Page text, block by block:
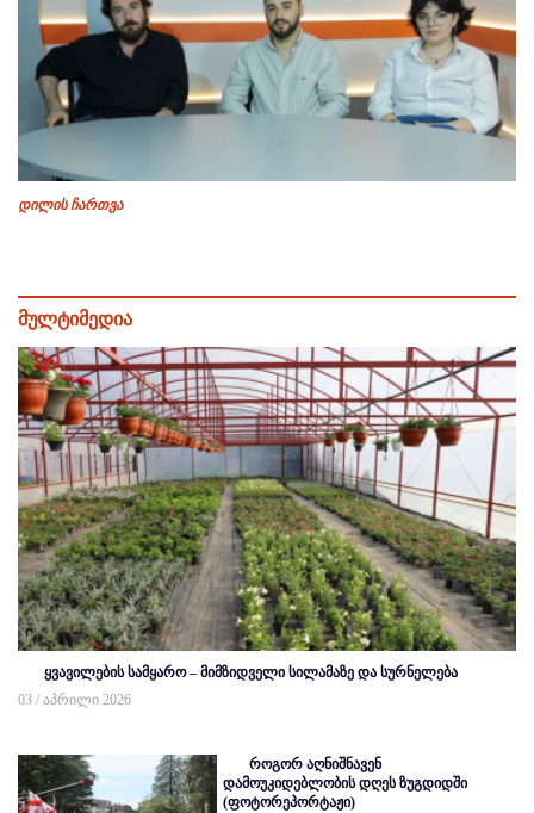
დილის ჩართვა
მულტიმედია
ყვავილების სამყარო – მიმზიდველი სილამაზე და სურნელება
03 / აპრილი 2026
როგორ აღნიშნავენ
დამოუკიდებლობის დღეს ზუგდიდში
(ფოტორეპორტაჟი)